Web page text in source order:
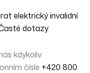
elektrický invalidní
dotazy.
kdykoliv
čísle +420 800